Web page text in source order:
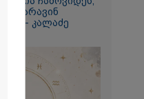
არავინ
- კალაძე